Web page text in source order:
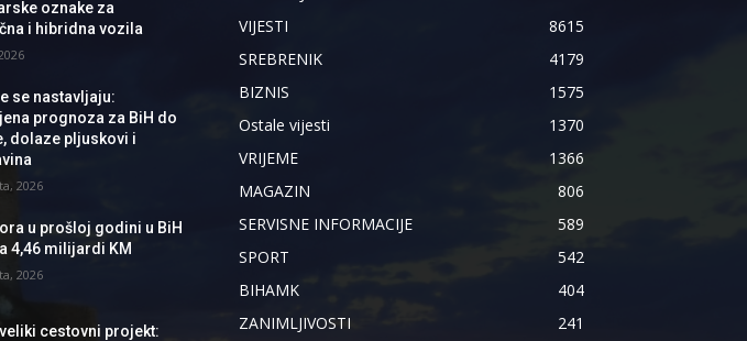
oznake za
i hibridna vozila
se nastavljaju:
prognoza za BiH do
dolaze pljuskovi i
2026
u prošloj godini u BiH
4,46 milijardi KM
2026
cestovni projekt:
VIJESTI
8615
SREBRENIK
4179
BIZNIS
1575
Ostale vijesti
1370
VRIJEME
1366
MAGAZIN
806
SERVISNE INFORMACIJE
589
SPORT
542
BIHAMK
404
ZANIMLJIVOSTI
241